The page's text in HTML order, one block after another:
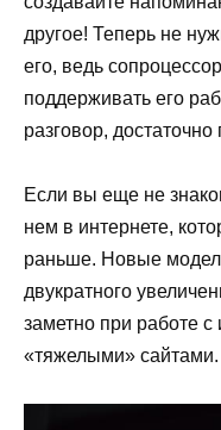
другое! Теперь не
его, ведь сопроцессор
поддерживать его
разговор, достаточно
Если вы еще не
нем в интернете,
раньше. Новые
двукратного
заметно при работе с
«тяжелыми» сайтами.